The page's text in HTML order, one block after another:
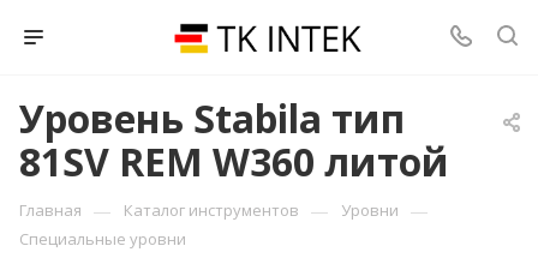
Уровень Stabila тип
81SV REM W360 литой
Главная — Каталог инструментов — Уровни —
Специальные уровни